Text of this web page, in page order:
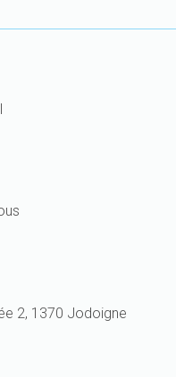
2, 1370 Jodoigne